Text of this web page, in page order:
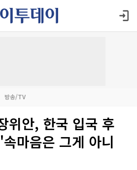
방송/TV
위안, 한국 입국 후
마음은 그게 아니